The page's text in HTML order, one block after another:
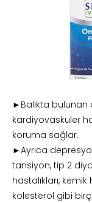
►Balıkta
kardiyovasküler
koruma sağlar.
►Ayrıca
tansiyon, tip 2
hastalıkları,
kolesterol gibi